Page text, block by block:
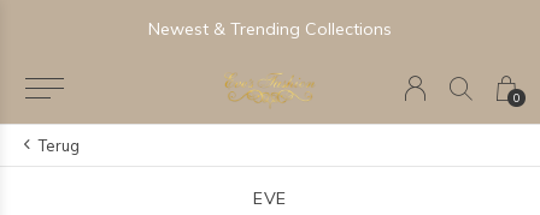
0
Newest & Trending Collections
Terug
EVE